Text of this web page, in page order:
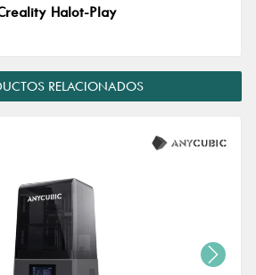
Halot-Play
RELACIONADOS